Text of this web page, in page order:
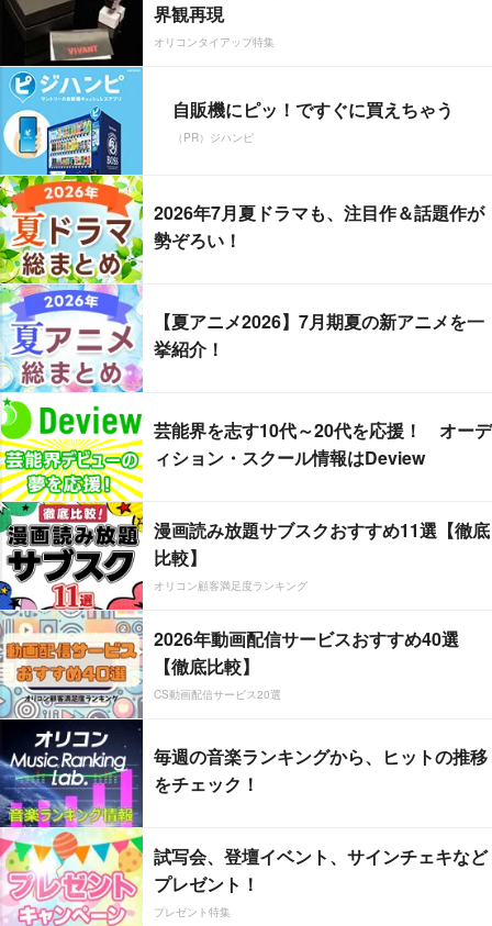
界観再現
オリコンタイアップ特集
自販機にピッ！ですぐに買えちゃう
（PR）ジハンピ
2026年7月夏ドラマも、注目作＆話題作が
勢ぞろい！
【夏アニメ2026】7月期夏の新アニメを一
挙紹介！
芸能界を志す10代～20代を応援！ オーデ
ィション・スクール情報はDeview
漫画読み放題サブスクおすすめ11選【徹底
比較】
オリコン顧客満足度ランキング
2026年動画配信サービスおすすめ40選
【徹底比較】
CS動画配信サービス20選
毎週の音楽ランキングから、ヒットの推移
をチェック！
試写会、登壇イベント、サインチェキなど
プレゼント！
プレゼント特集